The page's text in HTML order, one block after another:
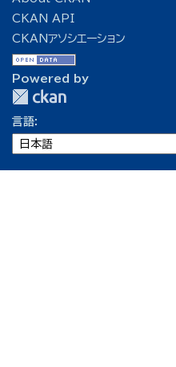
CKAN API
CKANアソシエーション
Powered by
言語